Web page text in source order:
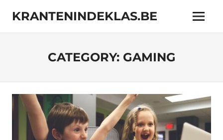
content
KRANTENINDEKLAS.BE
Online
Menu
CATEGORY: GAMING